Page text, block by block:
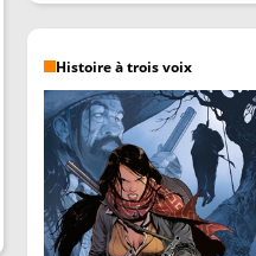
Histoire à trois voix